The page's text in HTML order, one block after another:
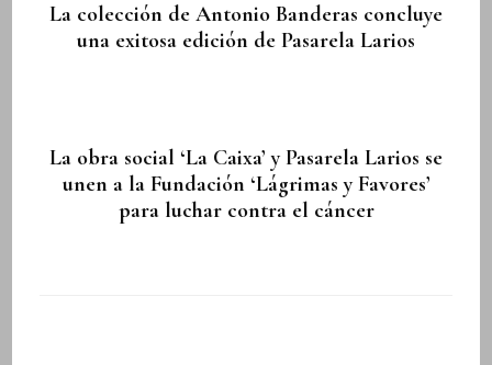
La colección de Antonio Banderas concluye
una exitosa edición de Pasarela Larios
La obra social ‘La Caixa’ y Pasarela Larios se
unen a la Fundación ‘Lágrimas y Favores’
para luchar contra el cáncer